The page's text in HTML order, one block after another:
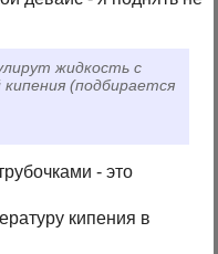
жидкость с
(подбирается
- это
кипения в